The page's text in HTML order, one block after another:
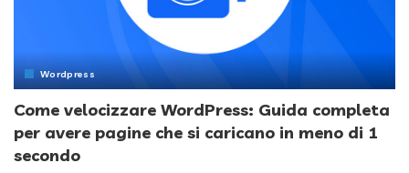
Wordpress
Come velocizzare WordPress: Guida completa
per avere pagine che si caricano in meno di 1
secondo